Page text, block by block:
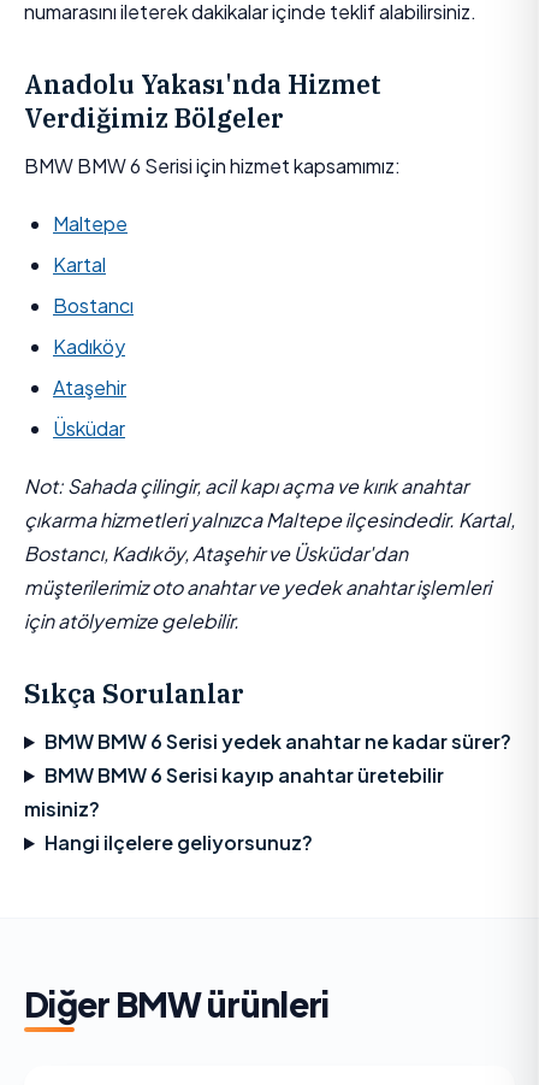
numarasını ileterek dakikalar içinde teklif alabilirsiniz.
Anadolu Yakası'nda Hizmet
Verdiğimiz Bölgeler
BMW BMW 6 Serisi için hizmet kapsamımız:
Maltepe
Kartal
Bostancı
Kadıköy
Ataşehir
Üsküdar
Not: Sahada çilingir, acil kapı açma ve kırık anahtar
çıkarma hizmetleri yalnızca Maltepe ilçesindedir. Kartal,
Bostancı, Kadıköy, Ataşehir ve Üsküdar'dan
müşterilerimiz oto anahtar ve yedek anahtar işlemleri
için atölyemize gelebilir.
Sıkça Sorulanlar
BMW BMW 6 Serisi yedek anahtar ne kadar sürer?
BMW BMW 6 Serisi kayıp anahtar üretebilir
misiniz?
Hangi ilçelere geliyorsunuz?
Diğer BMWürünleri